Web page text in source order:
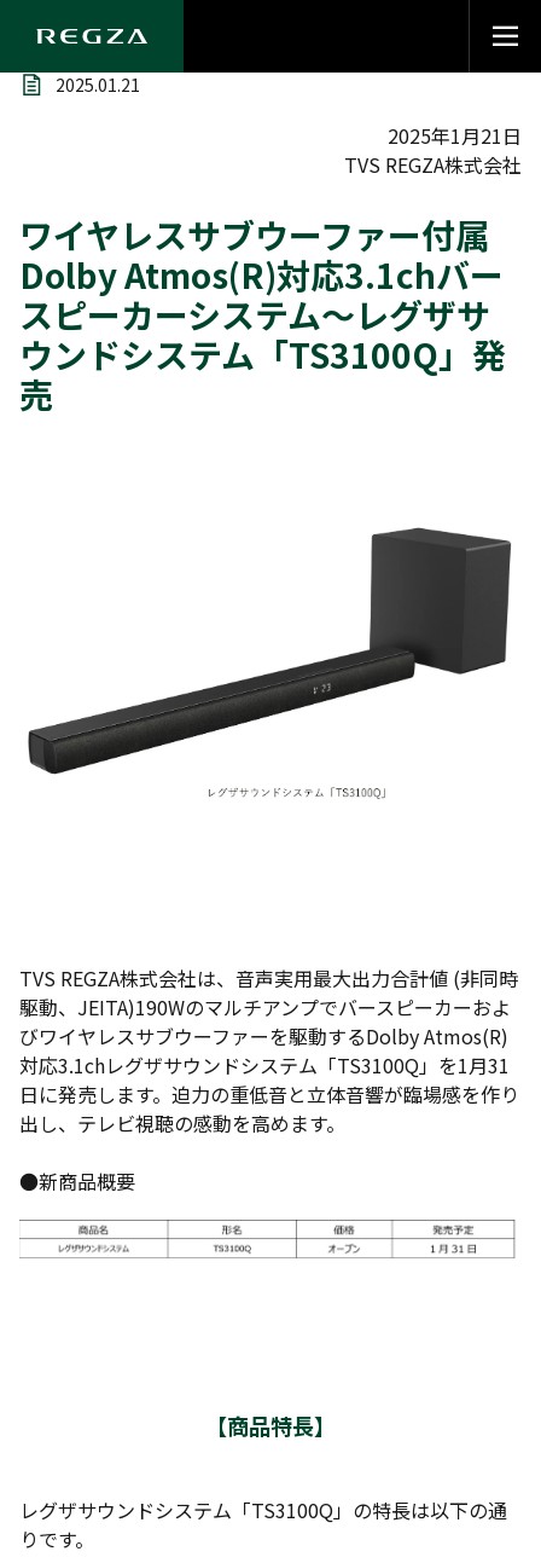
2025.01.21
2025年1月21日
TVS REGZA株式会社
ワイヤレスサブウーファー付属
Dolby Atmos(R)対応3.1chバー
スピーカーシステム～レグザサ
ウンドシステム「TS3100Q」発
売
TVS REGZA株式会社は、音声実用最大出力合計値 (非同時
駆動、JEITA)190Wのマルチアンプでバースピーカーおよ
びワイヤレスサブウーファーを駆動するDolby Atmos(R)
対応3.1chレグザサウンドシステム「TS3100Q」を1月31
日に発売します。迫力の重低音と立体音響が臨場感を作り
出し、テレビ視聴の感動を高めます。
●新商品概要
【商品特長】
レグザサウンドシステム「TS3100Q」の特長は以下の通
りです。